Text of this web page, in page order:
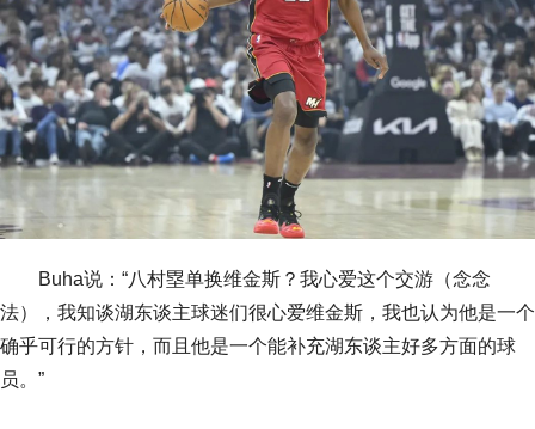
Buha说：“八村塁单换维金斯？我心爱这个交游（念念
法），我知谈湖东谈主球迷们很心爱维金斯，我也认为他是一个
确乎可行的方针，而且他是一个能补充湖东谈主好多方面的球
员。”